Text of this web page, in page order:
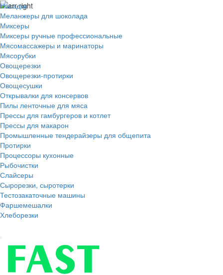
Насадки
Меланжеры для шоколада
Миксеры
Миксеры ручные профессиональные
Мясомассажеры и маринаторы
Мясорубки
Овощерезки
Овощерезки-протирки
Овощесушки
Открывалки для консервов
Пилы ленточные для мяса
Прессы для гамбургеров и котлет
Прессы для макарон
Промышленные тендерайзеры для общепита
Протирки
Процессоры кухонные
Рыбочистки
Слайсеры
Сырорезки, сыротерки
Тестозакаточные машины
Фаршемешалки
Хлеборезки